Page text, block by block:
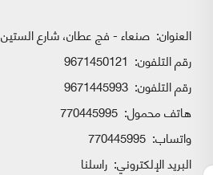
العنوان: صنعاء - فج عطان، شارع الستين
رقم التلفون: 9671450121
رقم التلفون: 9671445993
هاتف محمول: 770445995
واتساب:
البريد الإلكتروني: راسلنا